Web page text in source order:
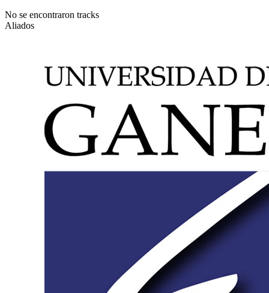
No se encontraron tracks
Aliados